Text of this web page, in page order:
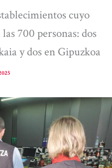
cuyo
700 personas: dos
y dos en Gipuzkoa